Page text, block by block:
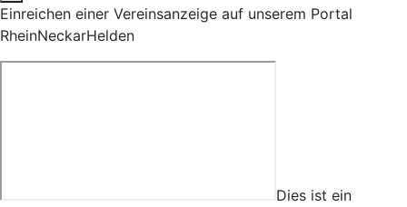
Einreichen einer Vereinsanzeige auf unserem Portal
RheinNeckarHelden
Dies ist ein